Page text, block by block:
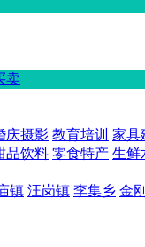
卖
庆摄影 教育培训 家具
品饮料 零食特产 生鲜
镇 汪岗镇 李集乡 金